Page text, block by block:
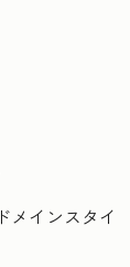
ドメインスタイ